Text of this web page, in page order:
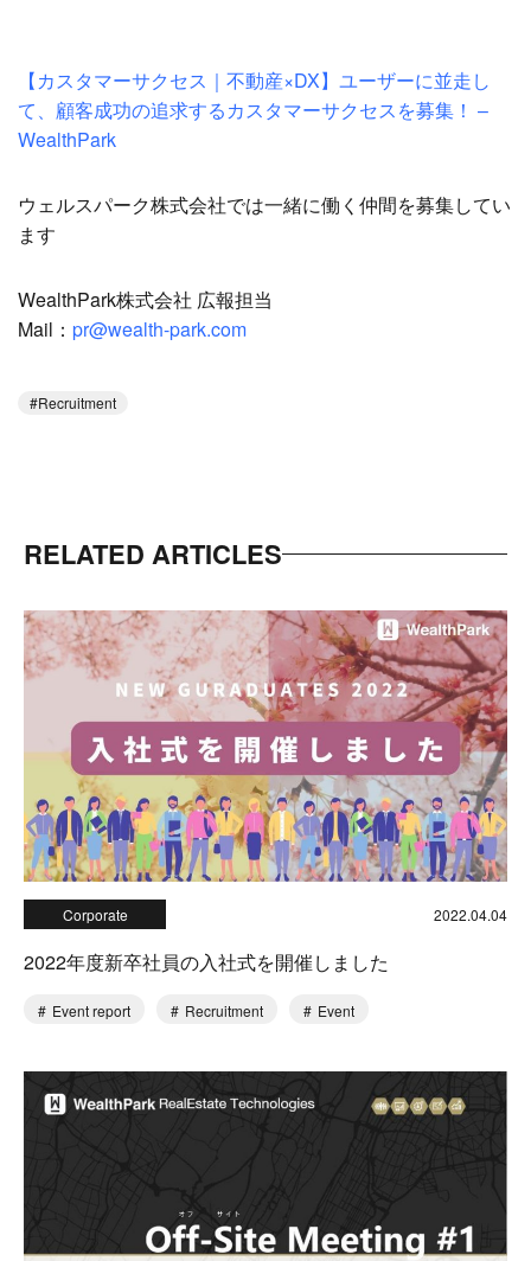
【カスタマーサクセス｜不動産×DX】ユーザーに並走し
て、顧客成功の追求するカスタマーサクセスを募集！ –
WealthPark
ウェルスパーク株式会社では一緒に働く仲間を募集してい
ます
WealthPark株式会社 広報担当
Mail： pr@wealth-park.com
Recruitment
RELATED ARTICLES
Corporate 2022.04.04
2022年度新卒社員の入社式を開催しました
Event report Recruitment Event